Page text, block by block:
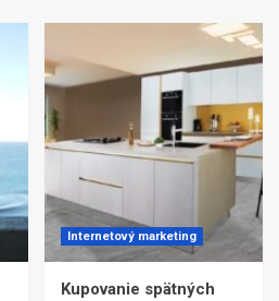
Internetový marketing
Kupovanie spätných